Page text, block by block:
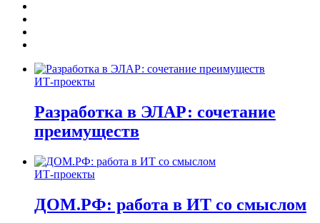
ИТ-проекты
Разработка в ЭЛАР: сочетание
преимуществ
ИТ-проекты
ДОМ.РФ: работа в ИТ со смыслом